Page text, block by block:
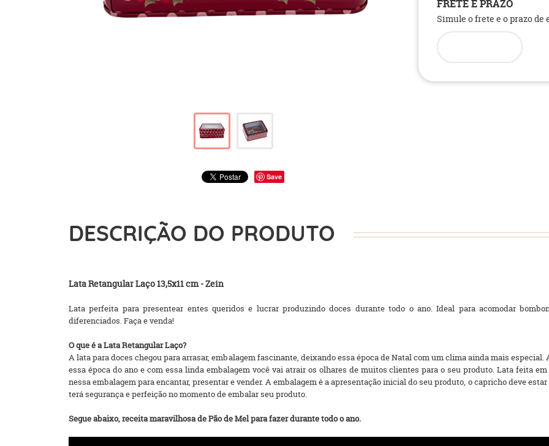
Save
FRETE E PRAZO
Simule o frete e o prazo
DESCRIÇÃO DO PRODUTO
Lata Retangular Laço 13,5x11 cm - Zein
Lata perfeita para presentear entes queridos e lucrar produzindo doces durante todo o ano. Ideal para acomodar
diferenciados. Faça e venda!
O que é a Lata Retangular Laço?
A lata para doces chegou para arrasar, embalagem fascinante, deixando essa época de Natal com um clima ainda mais
essa época do ano e com essa linda embalagem você vai atrair os olhares de muitos clientes para o seu produto. Lata feita
nessa embalagem para encantar, presentar e vender. A embalagem é a apresentação inicial do seu produto, o capricho deve
terá segurança e perfeição no momento de embalar seu produto.
Segue abaixo, receita maravilhosa de Pão de Mel para fazer durante todo o ano.